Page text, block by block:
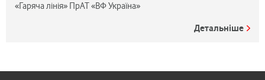
«Гаряча лінія» ПрАТ «ВФ Україна»
Детальніше